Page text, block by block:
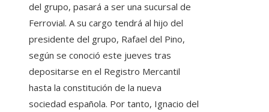
del grupo, pasará a ser una sucursal de
Ferrovial. A su cargo tendrá al hijo del
presidente del grupo, Rafael del Pino,
según se conoció este jueves tras
depositarse en el Registro Mercantil
hasta la constitución de la nueva
sociedad española. Por tanto, Ignacio del